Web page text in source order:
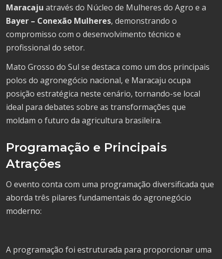
Maracaju através do Núcleo de Mulheres do Agro e a
Bayer – Conexão Mulheres, demonstrando o
compromisso com o desenvolvimento técnico e
profissional do setor.
Mato Grosso do Sul se destaca como um dos principais
polos do agronegócio nacional, e Maracaju ocupa
posição estratégica neste cenário, tornando-se local
ideal para debates sobre as transformações que
moldam o futuro da agricultura brasileira.
Programação e Principais
Atrações
O evento conta com uma programação diversificada que
aborda três pilares fundamentais do agronegócio
moderno:
A programação foi estruturada para proporcionar uma